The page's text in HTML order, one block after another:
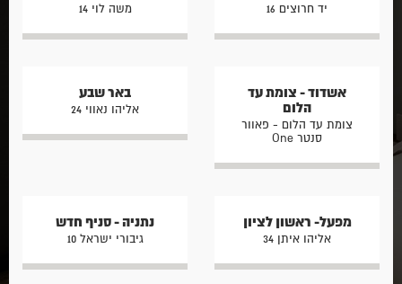
יד חרוצים 16 משה לוי 14
אשדוד - צומת עד
הלום
צומת עד הלום - פאוור
סנטר One
באר שבע
אליהו נאווי 24
מפעל- ראשון לציון
אליהו איתן 34
נתניה - סניף חדש
גיבורי ישראל 10